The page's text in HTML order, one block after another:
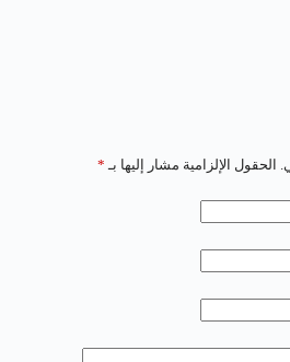
الحقول الإلزامية مشار إليها بـ *